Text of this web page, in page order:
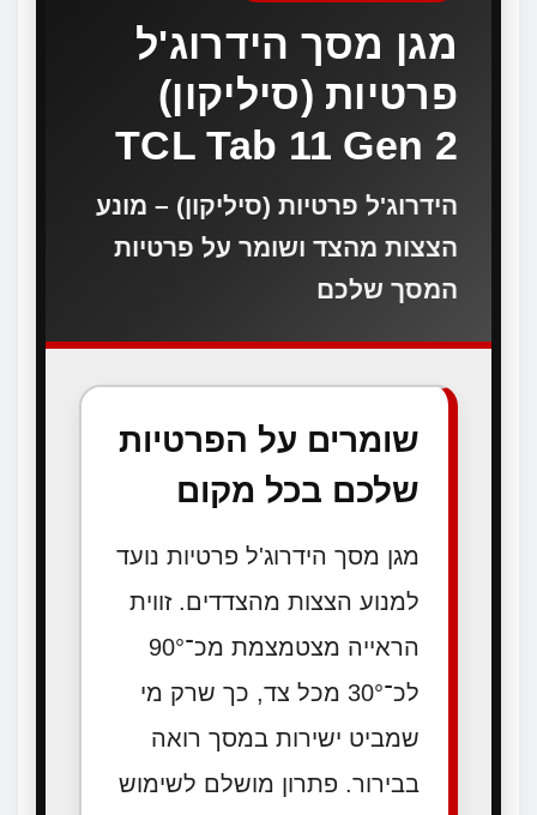
מגן מסך הידרוג'ל
פרטיות (סיליקון)
TCL Tab 11 Gen 2
הידרוג'ל פרטיות (סיליקון) – מונע
הצצות מהצד ושומר על פרטיות
המסך שלכם
שומרים על הפרטיות
שלכם בכל מקום
מגן מסך הידרוג'ל פרטיות נועד
למנוע הצצות מהצדדים. זווית
הראייה מצטמצמת מכ־90°
לכ־30° מכל צד, כך שרק מי
שמביט ישירות במסך רואה
בבירור. פתרון מושלם לשימוש